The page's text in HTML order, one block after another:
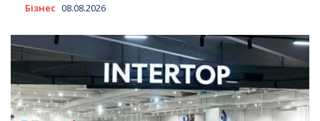
Бізнес 08.08.2026